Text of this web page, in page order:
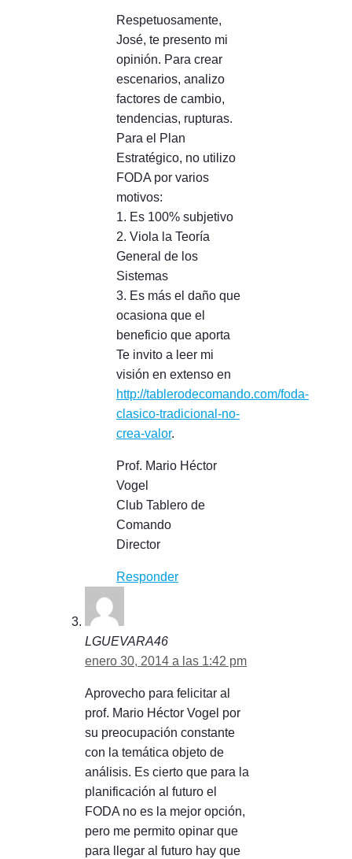
Respetuosamente,
José, te presento mi
opinión. Para crear
escenarios, analizo
factores de cambio,
tendencias, rupturas.
Para el Plan
Estratégico, no utilizo
FODA por varios
motivos:
1. Es 100% subjetivo
2. Viola la Teoría
General de los
Sistemas
3. Es más el daño que
ocasiona que el
beneficio que aporta
Te invito a leer mi
visión en extenso en
http://tablerodecomando.com/foda-
clasico-tradicional-no-
crea-valor.
Prof. Mario Héctor
Vogel
Club Tablero de
Comando
Director
Responder
LGUEVARA46
enero 30, 2014 a las 1:42 pm
Aprovecho para felicitar al
prof. Mario Héctor Vogel por
su preocupación constante
con la temática objeto de
análisis. Es cierto que para la
planificación al futuro el
FODA no es la mejor opción,
pero me permito opinar que
para llegar al futuro hay que